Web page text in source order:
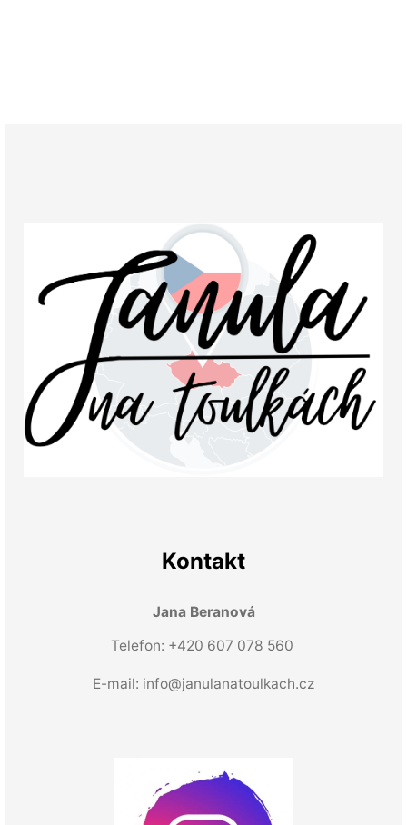
Kontakt
Jana Beranová
Telefon: +420 607 078 560
E-mail: info@janulanatoulkach.cz